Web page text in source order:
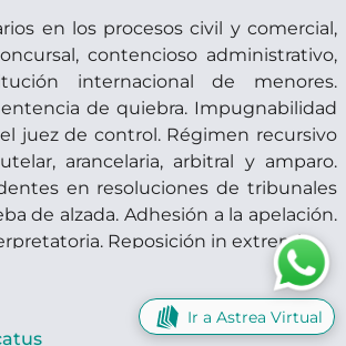
en los procesos civil y comercial,
contencioso administrativo,
internacional de menores.
de quiebra. Impugnabilidad
juez de control. Régimen recursivo
arancelaria, arbitral y amparo.
en resoluciones de tribunales
de alzada. Adhesión a la apelación.
Reposición in extremis.
Ir a Astrea Virtual